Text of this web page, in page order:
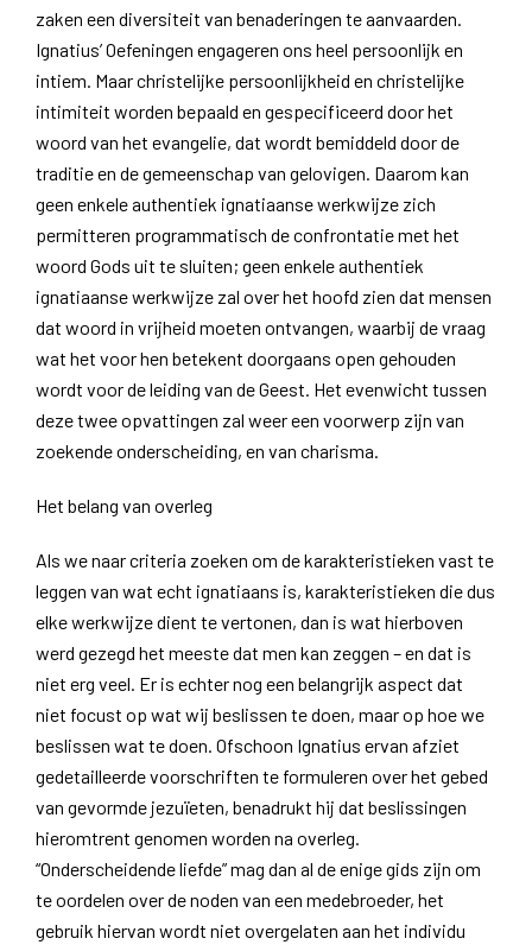
zaken een diversiteit van benaderingen te aanvaarden.
Ignatius’ Oefeningen engageren ons heel persoonlijk en
intiem. Maar christelijke persoonlijkheid en christelijke
intimiteit worden bepaald en gespecificeerd door het
woord van het evangelie, dat wordt bemiddeld door de
traditie en de gemeenschap van gelovigen. Daarom kan
geen enkele authentiek ignatiaanse werkwijze zich
permitteren programmatisch de confrontatie met het
woord Gods uit te sluiten; geen enkele authentiek
ignatiaanse werkwijze zal over het hoofd zien dat mensen
dat woord in vrijheid moeten ontvangen, waarbij de vraag
wat het voor hen betekent doorgaans open gehouden
wordt voor de leiding van de Geest. Het evenwicht tussen
deze twee opvattingen zal weer een voorwerp zijn van
zoekende onderscheiding, en van charisma.
Het belang van overleg
Als we naar criteria zoeken om de karakteristieken vast te
leggen van wat echt ignatiaans is, karakteristieken die dus
elke werkwijze dient te vertonen, dan is wat hierboven
werd gezegd het meeste dat men kan zeggen – en dat is
niet erg veel. Er is echter nog een belangrijk aspect dat
niet focust op wat wij beslissen te doen, maar op hoe we
beslissen wat te doen. Ofschoon Ignatius ervan afziet
gedetailleerde voorschriften te formuleren over het gebed
van gevormde jezuïeten, benadrukt hij dat beslissingen
hieromtrent genomen worden na overleg.
“Onderscheidende liefde” mag dan al de enige gids zijn om
te oordelen over de noden van een medebroeder, het
gebruik hiervan wordt niet overgelaten aan het individu